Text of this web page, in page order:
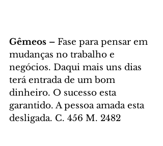
Gêmeos – Fase para pensar em
mudanças no trabalho e
negócios. Daqui mais uns dias
terá entrada de um bom
dinheiro. O sucesso esta
garantido. A pessoa amada esta
desligada. C. 456 M. 2482